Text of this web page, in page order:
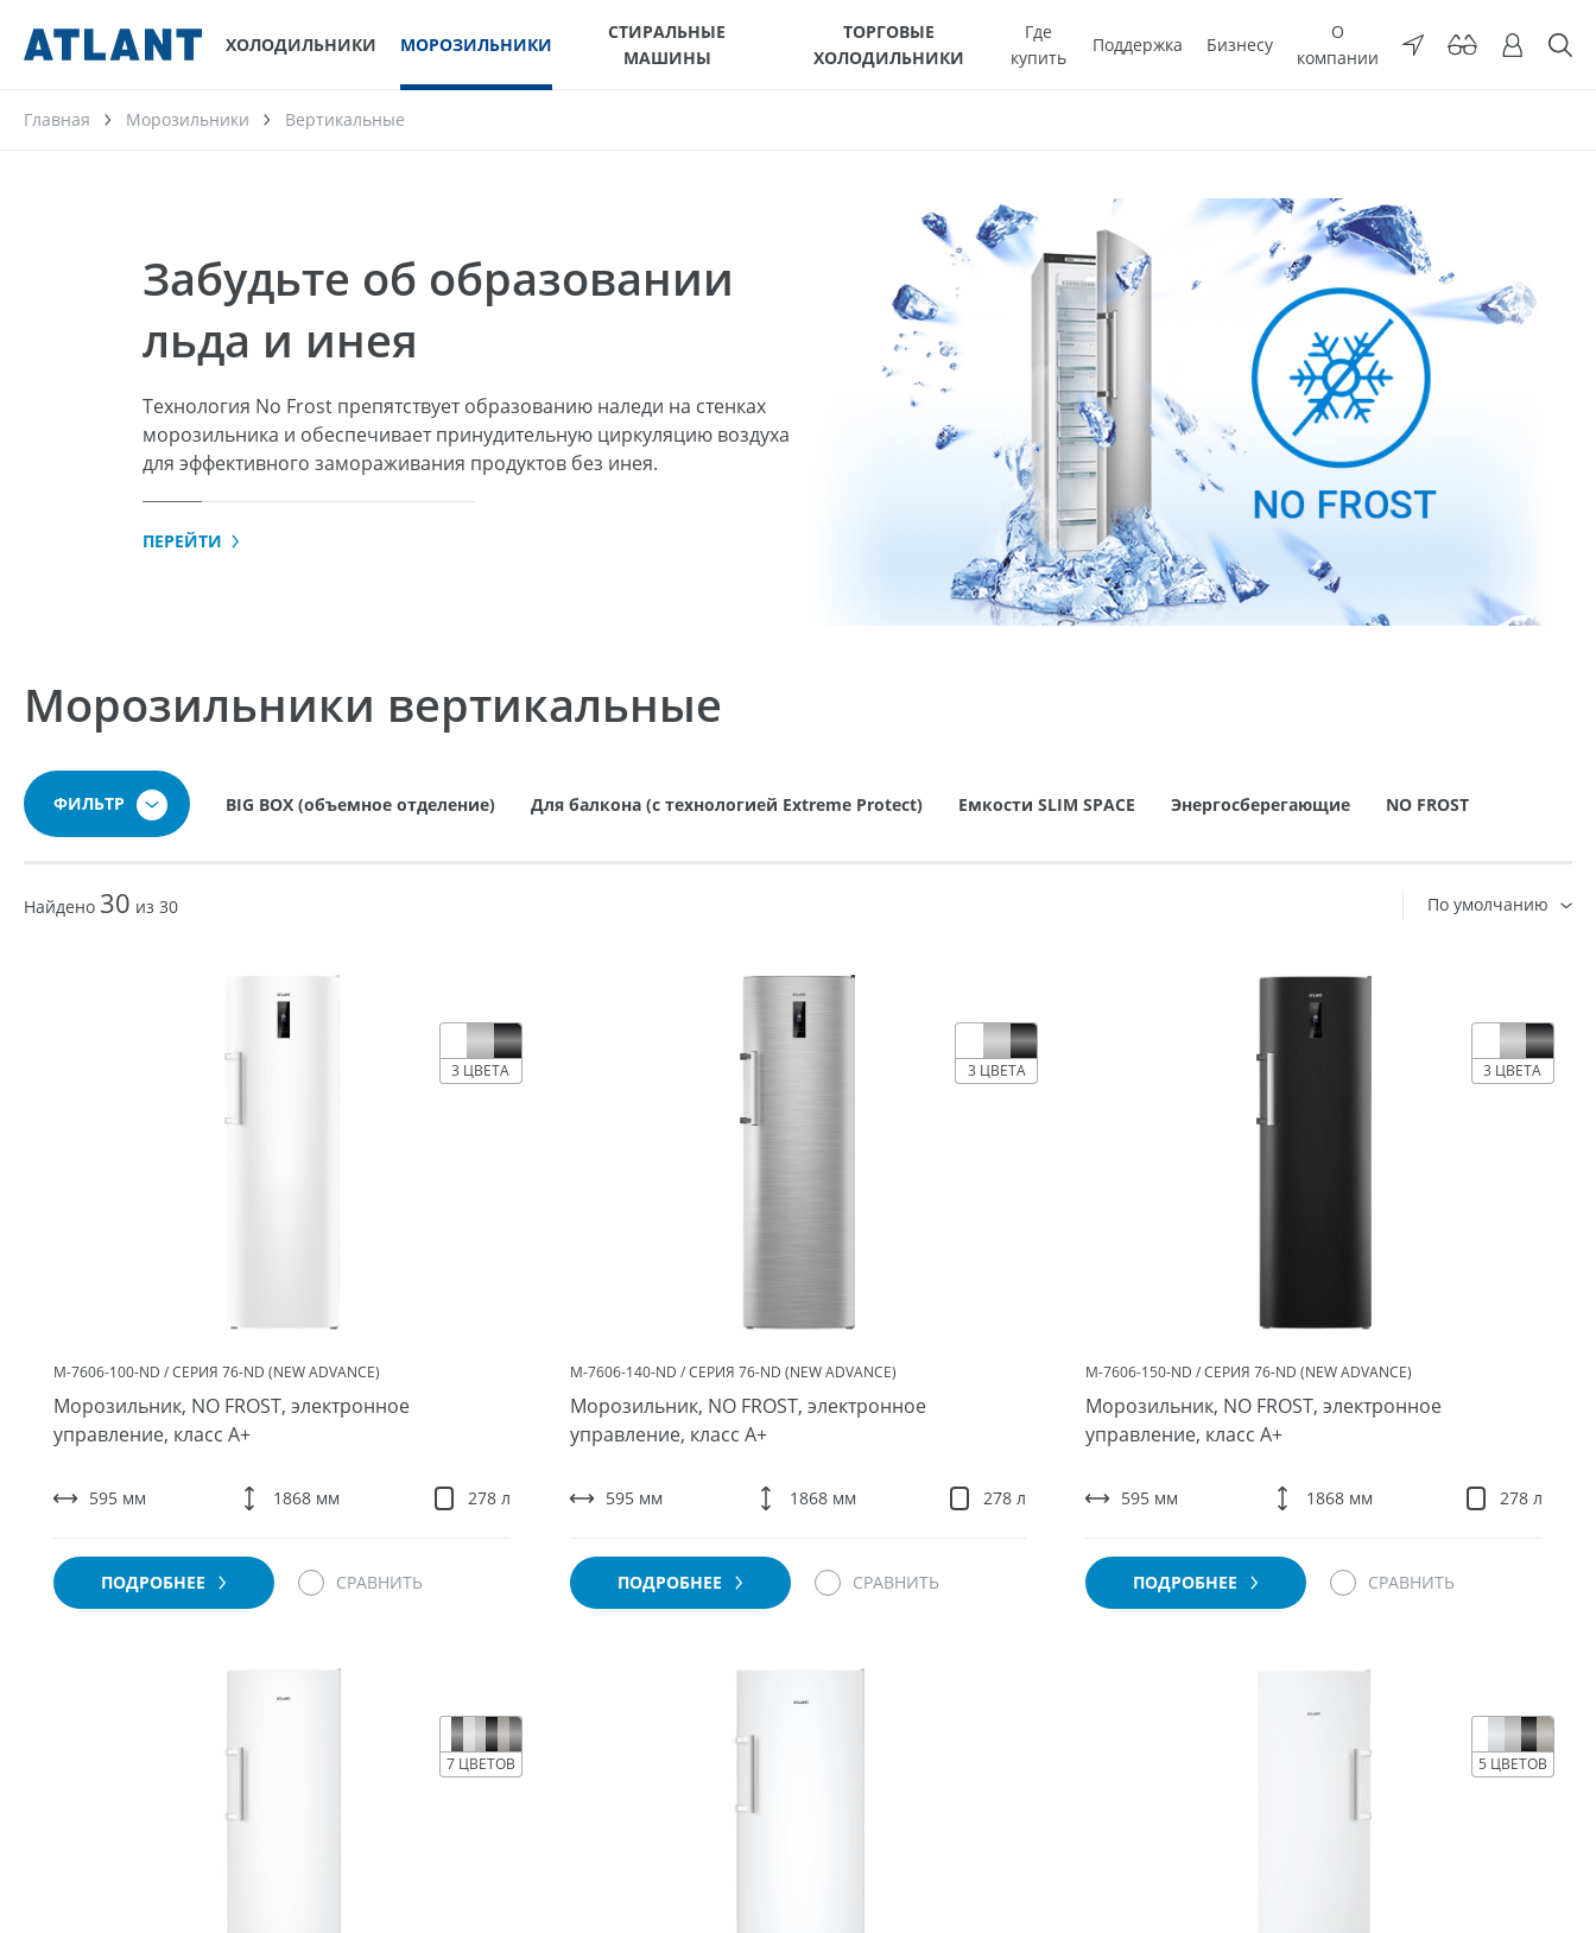
ХОЛОДИЛЬНИКИ МОРОЗИЛЬНИКИ
СТИРАЛЬНЫЕ
МАШИНЫ
ТОРГОВЫЕ
ХОЛОДИЛЬНИКИ
Где
купить
Поддержка Бизнесу
О
компании
Главная Морозильники Вертикальные
Забудьте об образовании
льда и инея
Технология No Frost препятствует образованию наледи на стенках
морозильника и обеспечивает принудительную циркуляцию воздуха
для эффективного замораживания продуктов без инея.
ПЕРЕЙТИ
Морозильники вертикальные
ФИЛЬТР BIG BOX (объемное отделение) Для балкона (с технологией Extreme Protect) Емкости SLIM SPACE Энергосберегающие NO FROST
Найдено 30 из 30 По умолчанию
3 ЦВЕТА
М-7606-100-ND / СЕРИЯ 76-ND (NEW ADVANCE)
Морозильник, NO FROST, электронное
управление, класс A+
595 мм 1868 мм 278 л
ПОДРОБНЕЕ СРАВНИТЬ
3 ЦВЕТА
М-7606-140-ND / СЕРИЯ 76-ND (NEW ADVANCE)
Морозильник, NO FROST, электронное
управление, класс A+
595 мм 1868 мм 278 л
ПОДРОБНЕЕ СРАВНИТЬ
3 ЦВЕТА
М-7606-150-ND / СЕРИЯ 76-ND (NEW ADVANCE)
Морозильник, NO FROST, электронное
управление, класс A+
595 мм 1868 мм 278 л
ПОДРОБНЕЕ СРАВНИТЬ
7 ЦВЕТОВ 5 ЦВЕТОВ